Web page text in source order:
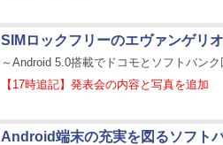
SIMロックフリーのエヴァンゲリ
～Android 5.0搭載でドコモとソフトバン
【17時追記】発表会の内容と写真を追加
Android端末の充実を図るソフト